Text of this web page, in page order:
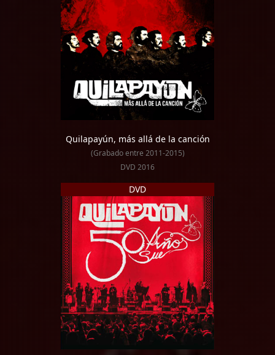
Quilapayún, más allá de la canción
(Grabado entre 2011-2015)
DVD 2016
DVD